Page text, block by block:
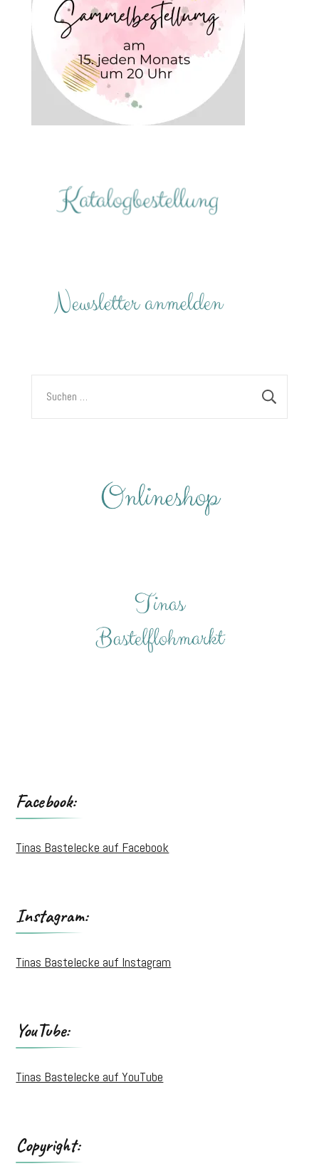
Facebook:
Tinas Bastelecke auf Facebook
Instagram:
Tinas Bastelecke auf Instagram
YouTube:
Tinas Bastelecke auf YouTube
Copyright: